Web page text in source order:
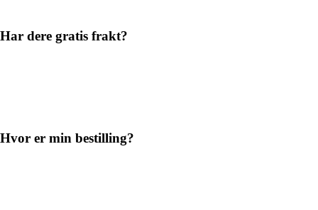
Har dere gratis frakt?
Hvor er min bestilling?